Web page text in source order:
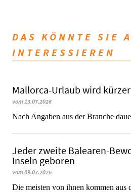
DAS KÖNNTE SIE
INTERESSIEREN
Mallorca-Urlaub wird
vom 13.07.2026
Nach Angaben aus der Branche
Jeder zweite Balearen-
Inseln geboren
vom 09.07.2026
Die meisten von ihnen kommen aus